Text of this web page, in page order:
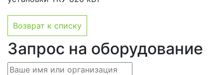
Возврат к списку
Запрос на оборудование